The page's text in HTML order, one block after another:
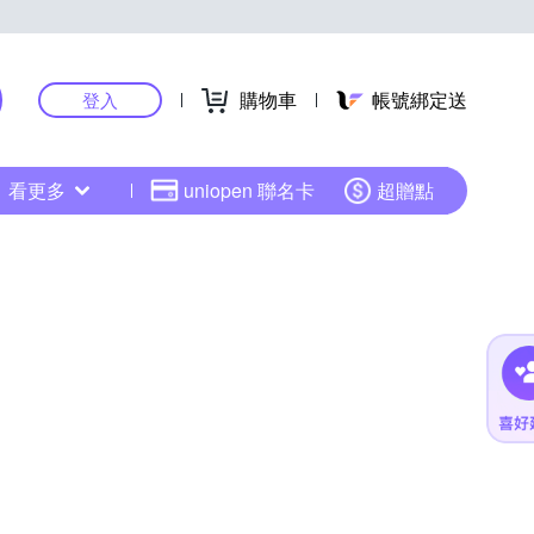
登入 購物車 帳號綁定送
看更多 uniopen 聯名卡 超贈點